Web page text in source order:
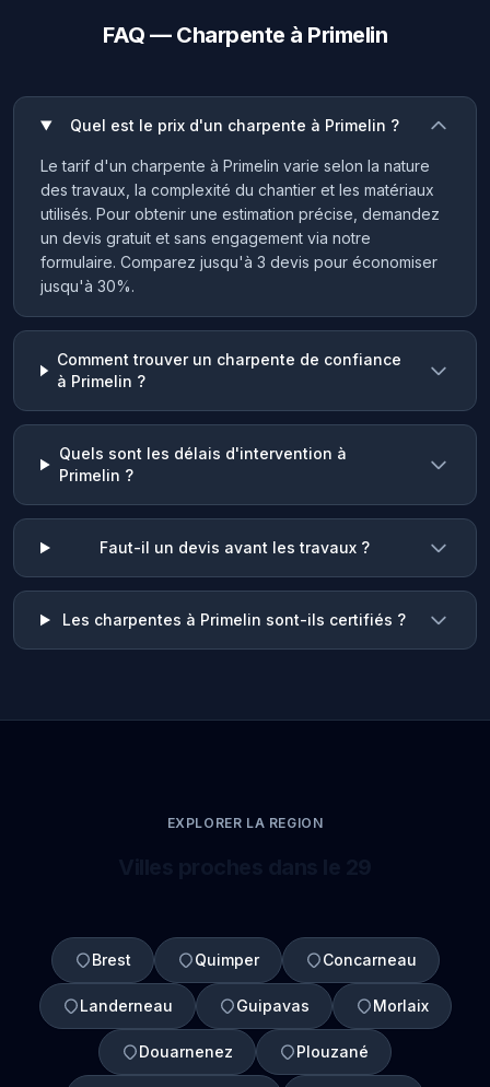
FAQ — Charpente à Primelin
Quel est le prix d'un charpente à Primelin ?
Le tarif d'un charpente à Primelin varie selon la nature
des travaux, la complexité du chantier et les matériaux
utilisés. Pour obtenir une estimation précise, demandez
un devis gratuit et sans engagement via notre
formulaire. Comparez jusqu'à 3 devis pour économiser
jusqu'à 30%.
Comment trouver un charpente de confiance
à Primelin ?
Quels sont les délais d'intervention à
Primelin ?
Faut-il un devis avant les travaux ?
Les charpentes à Primelin sont-ils certifiés ?
EXPLORER LA REGION
Brest Quimper Concarneau
Landerneau Guipavas Morlaix
Douarnenez Plouzané